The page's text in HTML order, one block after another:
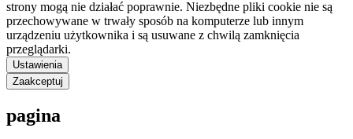
strony mogą nie działać poprawnie. Niezbędne pliki cookie nie są
przechowywane w trwały sposób na komputerze lub innym
urządzeniu użytkownika i są usuwane z chwilą zamknięcia
przeglądarki.
Ustawienia
Zaakceptuj
pagina